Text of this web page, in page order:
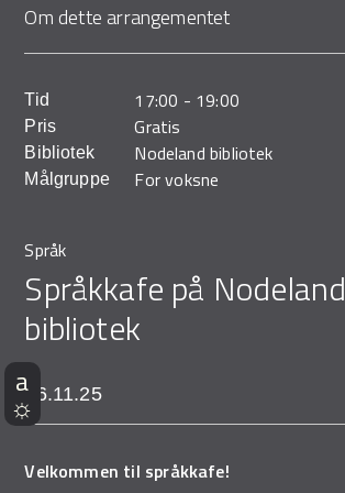
Vi tilbyr
Demo Rona
Om dette arrangementet
Tid 17:00 - 19:00
Pris Gratis
Bibliotek Nodeland bibliotek
Målgruppe For voksne
Språk
Språkkafe på Nodeland
bibliotek
26.11.25
Velkommen til språkkafe!